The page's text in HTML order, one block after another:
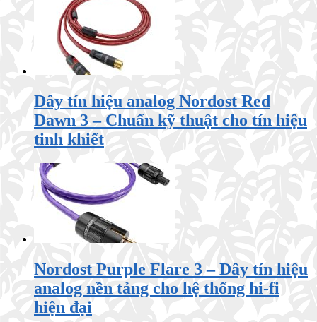
Dây tín hiệu analog Nordost Red
Dawn 3 – Chuẩn kỹ thuật cho tín hiệu
tinh khiết
Nordost Purple Flare 3 – Dây tín hiệu
analog nền tảng cho hệ thống hi-fi
hiện đại